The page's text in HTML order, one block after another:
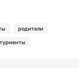
родители